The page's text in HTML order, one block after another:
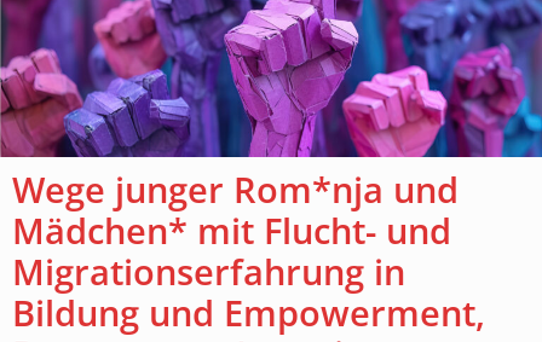
Wege junger Rom*nja und
Mädchen* mit Flucht- und
Migrationserfahrung in
Bildung und Empowerment,